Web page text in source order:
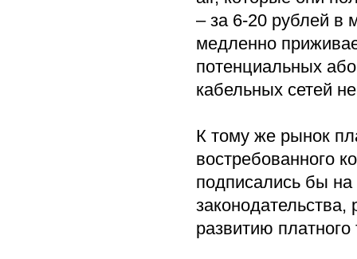
– за 6-20 рублей в
медленно
потенциальных
кабельных сетей
К тому же рынок
востребованного
подписались бы на
законодательства,
развитию